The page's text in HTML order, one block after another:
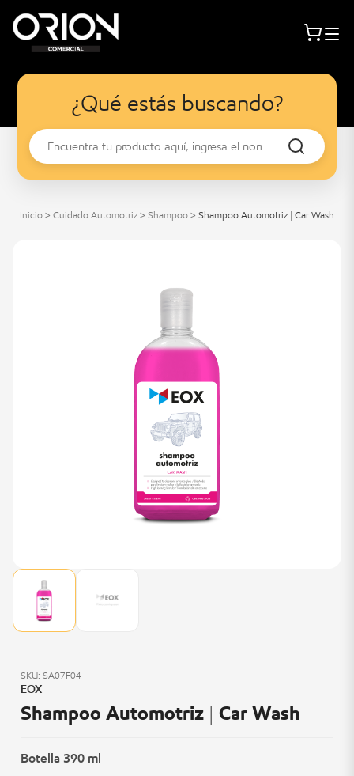
¿Qué estás buscando?
Inicio > Cuidado Automotriz > Shampoo > Shampoo Automotriz | Car Wash
SKU: SA07F04
EOX
Shampoo Automotriz | Car Wash
Botella 390 ml